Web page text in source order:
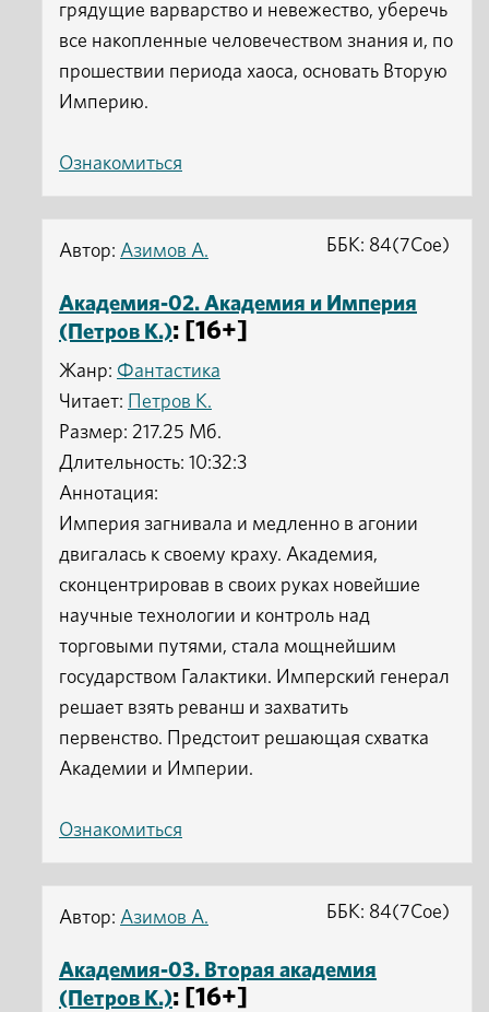
грядущие варварство и невежество, уберечь
все накопленные человечеством знания и, по
прошествии периода хаоса, основать Вторую
Империю.
Ознакомиться
Автор: Азимов А.
Академия-02. Академия и Империя
(Петров К.): [16+]
Жанр: Фантастика
Читает: Петров К.
ББК: 84(7Сое)
Размер: 217.25 Мб.
Длительность: 10:32:3
Аннотация:
Империя загнивала и медленно в агонии
двигалась к своему краху. Академия,
сконцентрировав в своих руках новейшие
научные технологии и контроль над
торговыми путями, стала мощнейшим
государством Галактики. Имперский генерал
решает взять реванш и захватить
первенство. Предстоит решающая схватка
Академии и Империи.
Ознакомиться
Автор: Азимов А.
Академия-03. Вторая академия
(Петров К.): [16+]
ББК: 84(7Сое)